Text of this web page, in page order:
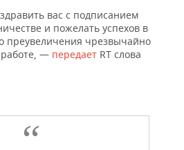
вас с подписанием
и пожелать успехов в
преувеличения чрезвычайно
— передает RT слова